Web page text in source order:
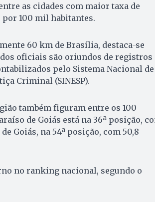
as cidades com maior taxa de
por 100 mil habitantes.
60 km de Brasília, destaca-se
oficiais são oriundos de registros
pelo Sistema Nacional de
Criminal (SINESP).
também figuram entre os 100
de Goiás está na 36ª posição,
Goiás, na 54ª posição, com 50,8
no ranking nacional, segundo o